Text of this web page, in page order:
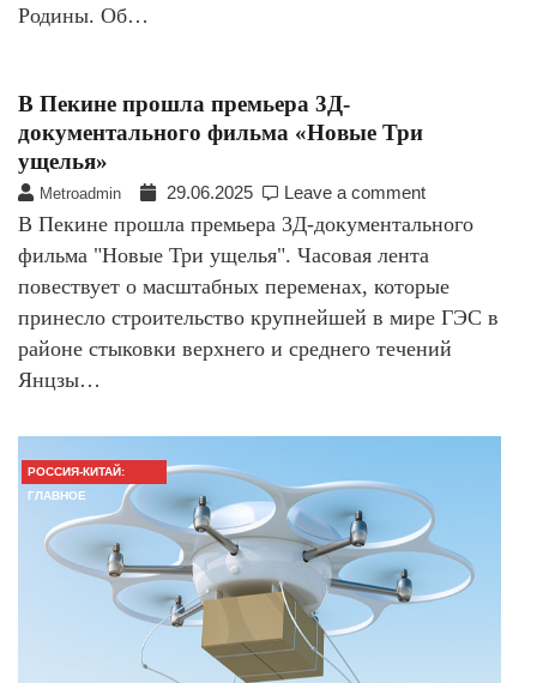
Родины. Об…
В Пекине прошла премьера 3Д-
документального фильма «Новые Три
ущелья»
Metroadmin 29.06.2025 Leave a comment
В Пекине прошла премьера 3Д-документального
фильма "Новые Три ущелья". Часовая лента
повествует о масштабных переменах, которые
принесло строительство крупнейшей в мире ГЭС в
районе стыковки верхнего и среднего течений
Янцзы…
РОССИЯ-КИТАЙ:
ГЛАВНОЕ